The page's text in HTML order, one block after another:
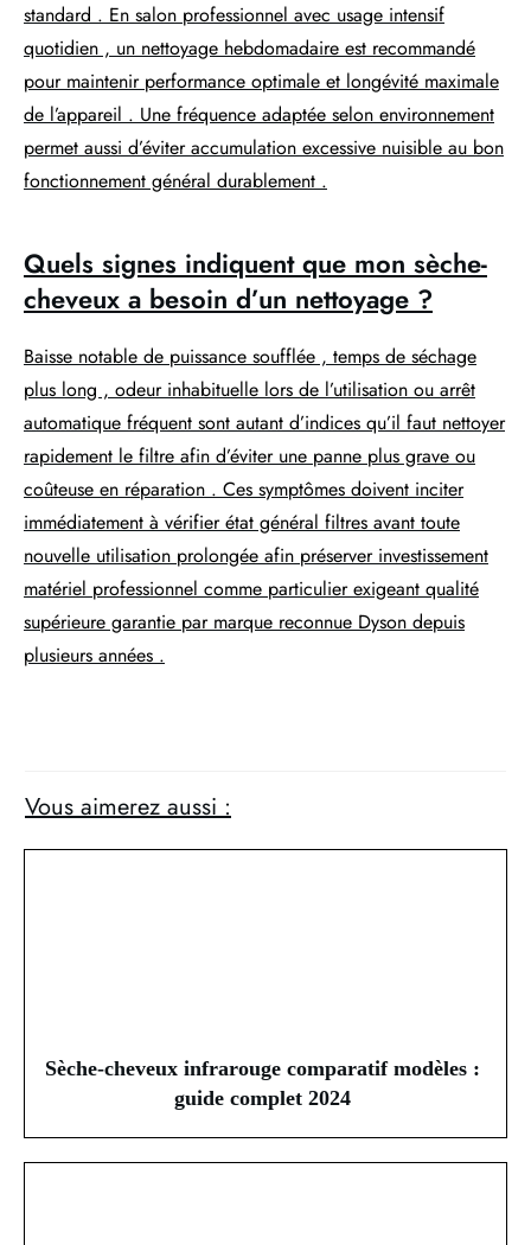
standard . En salon professionnel avec usage intensif
quotidien , un nettoyage hebdomadaire est recommandé
pour maintenir performance optimale et longévité maximale
de l’appareil . Une fréquence adaptée selon environnement
permet aussi d’éviter accumulation excessive nuisible au bon
fonctionnement général durablement .
Quels signes indiquent que mon sèche-
cheveux a besoin d’un nettoyage ?
Baisse notable de puissance soufflée , temps de séchage
plus long , odeur inhabituelle lors de l’utilisation ou arrêt
automatique fréquent sont autant d’indices qu’il faut nettoyer
rapidement le filtre afin d’éviter une panne plus grave ou
coûteuse en réparation . Ces symptômes doivent inciter
immédiatement à vérifier état général filtres avant toute
nouvelle utilisation prolongée afin préserver investissement
matériel professionnel comme particulier exigeant qualité
supérieure garantie par marque reconnue Dyson depuis
plusieurs années .
Vous aimerez aussi :
Sèche-cheveux infrarouge comparatif modèles :
guide complet 2024